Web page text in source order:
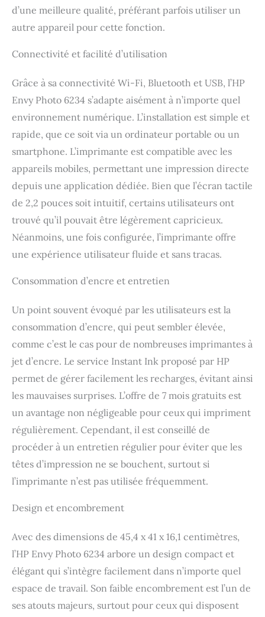
d’une meilleure qualité, préférant parfois utiliser un
autre appareil pour cette fonction.
Connectivité et facilité d’utilisation
Grâce à sa connectivité Wi-Fi, Bluetooth et USB, l’HP
Envy Photo 6234 s’adapte aisément à n’importe quel
environnement numérique. L’installation est simple et
rapide, que ce soit via un ordinateur portable ou un
smartphone. L’imprimante est compatible avec les
appareils mobiles, permettant une impression directe
depuis une application dédiée. Bien que l’écran tactile
de 2,2 pouces soit intuitif, certains utilisateurs ont
trouvé qu’il pouvait être légèrement capricieux.
Néanmoins, une fois configurée, l’imprimante offre
une expérience utilisateur fluide et sans tracas.
Consommation d’encre et entretien
Un point souvent évoqué par les utilisateurs est la
consommation d’encre, qui peut sembler élevée,
comme c’est le cas pour de nombreuses imprimantes à
jet d’encre. Le service Instant Ink proposé par HP
permet de gérer facilement les recharges, évitant ainsi
les mauvaises surprises. L’offre de 7 mois gratuits est
un avantage non négligeable pour ceux qui impriment
régulièrement. Cependant, il est conseillé de
procéder à un entretien régulier pour éviter que les
têtes d’impression ne se bouchent, surtout si
l’imprimante n’est pas utilisée fréquemment.
Design et encombrement
Avec des dimensions de 45,4 x 41 x 16,1 centimètres,
l’HP Envy Photo 6234 arbore un design compact et
élégant qui s’intègre facilement dans n’importe quel
espace de travail. Son faible encombrement est l’un de
ses atouts majeurs, surtout pour ceux qui disposent